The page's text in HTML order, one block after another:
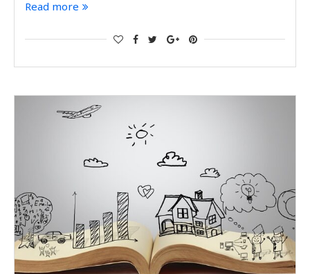
Read more